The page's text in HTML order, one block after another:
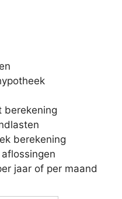
berekening
berekening
jaar of per maand